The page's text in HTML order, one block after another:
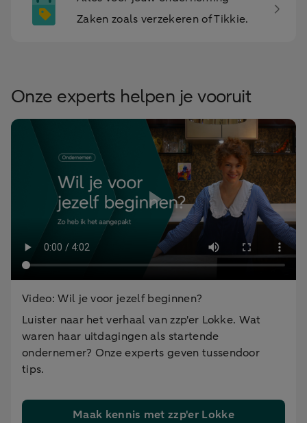
Zaken zoals verzekeren of Tikkie.
Onze experts helpen je vooruit
Video: Wil je voor jezelf beginnen?
Luister naar het verhaal van zzp'er Lokke. Wat
waren haar uitdagingen als startende
ondernemer? Onze experts geven tussendoor
tips.
Maak kennis met zzp'er Lokke